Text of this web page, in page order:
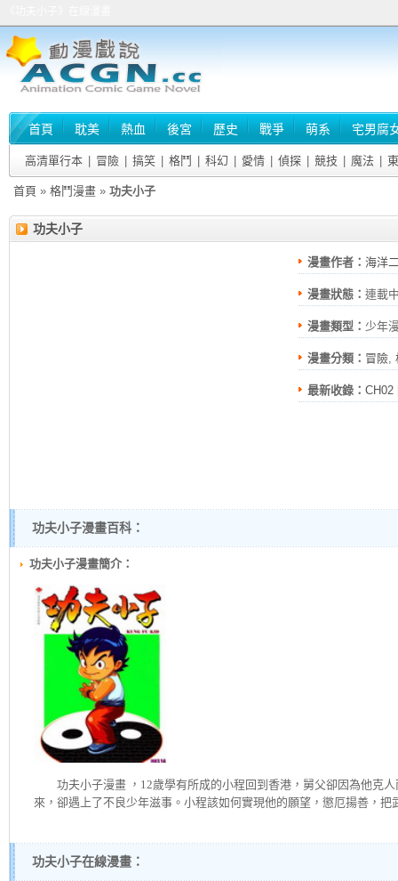
首頁 耽美 熱血 後宮 歷史 戰爭 萌系 宅男腐
高清單行本 冒險 搞笑 格鬥 科幻 愛情 偵探 競技 魔法
首頁 » 格鬥漫畫 » 功夫小子
功夫小子
漫畫作者： 海洋
漫畫狀態： 連載
漫畫類型： 少年
漫畫分類： 冒險,
最新收錄： CH02
功夫小子漫畫百科：
功夫小子漫畫簡介：
功夫小子漫畫 ，12歲學有所成的小程回到香港，舅父卻因為他克
來，卻遇上了不良少年滋事。小程該如何實現他的願望，懲厄揚善，
功夫小子在線漫畫：